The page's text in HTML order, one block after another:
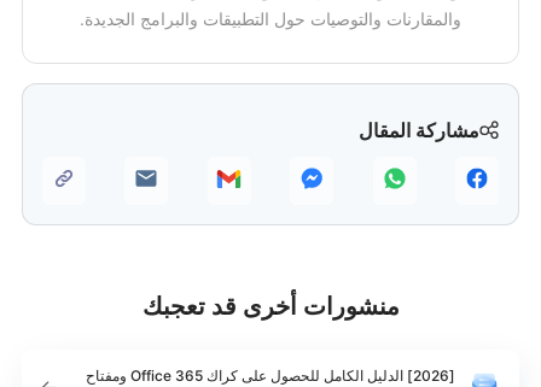
مشاركة المقال
والمقارنات والتوصيات حول التطبيقات والبرامج الجديدة.
منشورات أخرى قد تعجبك
[2026] الدليل الكامل للحصول على كراك Office 365 ومفتاح